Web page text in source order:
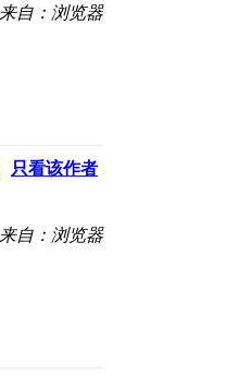
来自：浏览器
只看该作者
来自：浏览器